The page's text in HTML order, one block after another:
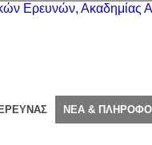
ΝΕΑ &